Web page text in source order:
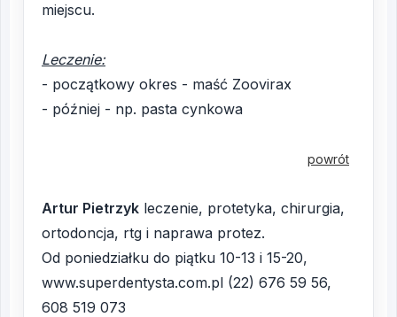
miejscu.
Leczenie:
- początkowy okres - maść Zoovirax
- później - np. pasta cynkowa
powrót
Artur Pietrzyk leczenie, protetyka, chirurgia,
ortodoncja, rtg i naprawa protez.
Od poniedziałku do piątku 10-13 i 15-20,
www.superdentysta.com.pl (22) 676 59 56,
608 519 073